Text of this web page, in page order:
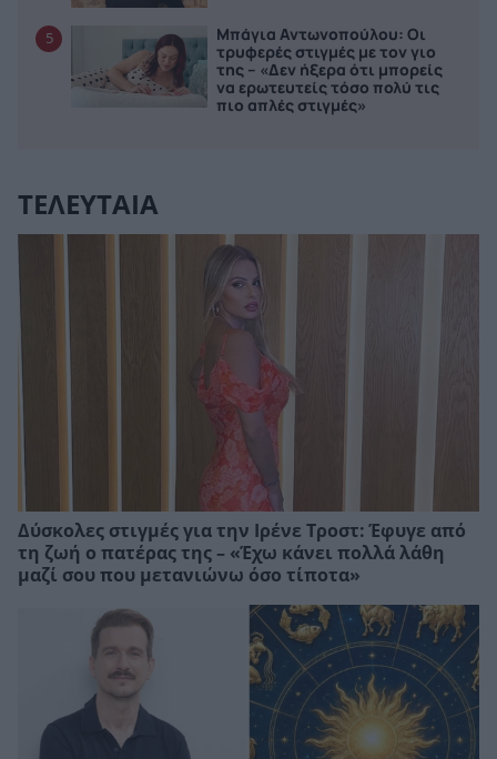
5
Μπάγια Αντωνοπούλου: Οι
τρυφερές στιγμές με τον γιο
της – «Δεν ήξερα ότι μπορείς
να ερωτευτείς τόσο πολύ τις
πιο απλές στιγμές»
ΤΕΛΕΥΤΑΙΑ
Δύσκολες στιγμές για την Ιρένε Τροστ: Έφυγε από
τη ζωή ο πατέρας της – «Έχω κάνει πολλά λάθη
μαζί σου που μετανιώνω όσο τίποτα»